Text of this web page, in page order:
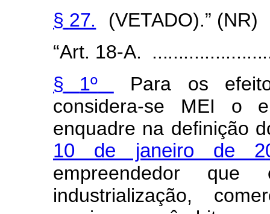
§ 27.
(VETADO).” (NR)
“Art. 18-A.
§
1º Para os ef
considera-se MEI
o
enquadre na definição
10 de janeiro de 2
empreendedor que
industrialização, com